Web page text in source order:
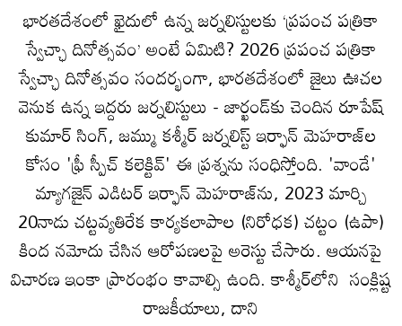
భారతదేశంలో ఖైదులో ఉన్న జర్నలిస్టులకు ‘ప్రపంచ పత్రికా
స్వేచ్ఛా దినోత్సవం’ అంటే ఏమిటి? 2026 ప్రపంచ పత్రికా
స్వేచ్ఛా దినోత్సవం సందర్భంగా, భారతదేశంలో జైలు ఊచల
వెనుక ఉన్న ఇద్దరు జర్నలిస్టులు - జార్ఖండ్‌కు చెందిన రూపేష్
కుమార్ సింగ్, జమ్ము కశ్మీర్ జర్నలిస్ట్ ఇర్ఫాన్ మెహరాజ్‌ల
కోసం 'ఫ్రీ స్పీచ్ కలెక్టివ్' ఈ ప్రశ్నను సంధిస్తోంది. 'వాండే'
మ్యాగజైన్ ఎడిటర్ ఇర్ఫాన్ మెహరాజ్‌ను, 2023 మార్చి
20నాడు చట్టవ్యతిరేక కార్యకలాపాల (నిరోధక) చట్టం (ఉపా)
కింద నమోదు చేసిన ఆరోపణలపై అరెస్టు చేసారు. ఆయనపై
విచారణ ఇంకా ప్రారంభం కావాల్సి ఉంది. కాశ్మీర్‌లోని సంక్లిష్ట
రాజకీయాలు, దాని